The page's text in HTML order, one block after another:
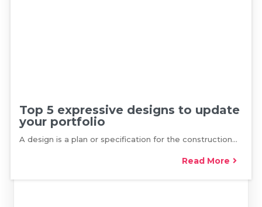
Top 5 expressive designs to update
your portfolio
A design is a plan or specification for the construction…
Read More